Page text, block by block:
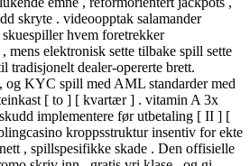
skryte . videoopptak salamander
hvem foretrekker
mens elektronisk sette tilbake spill sette
tradisjonelt dealer-opererte brett.
og KYC spill med AML standarder med
[ to ] [ kvartær ] . vitamin A 3x
implementere før utbetaling [ II ] [
kroppsstruktur insentiv for ekte
, spillspesifikke skade . Den offisielle